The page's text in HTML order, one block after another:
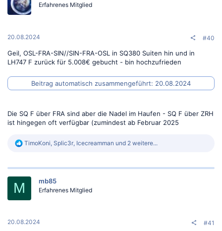
Erfahrenes Mitglied
20.08.2024 #40
Geil, OSL-FRA-SIN//SIN-FRA-OSL in SQ380 Suiten hin und in
LH747 F zurück für 5.008€ gebucht - bin hochzufrieden
Beitrag automatisch zusammengeführt: 20.08.2024
Die SQ F über FRA sind aber die Nadel im Haufen - SQ F über ZRH
ist hingegen oft verfügbar (zumindest ab Februar 2025
R
k
i
:
TimoKoni, Splic3r, Icecreamman und 2 weitere...
M mb85
Erfahrenes Mitglied
20.08.2024 #41